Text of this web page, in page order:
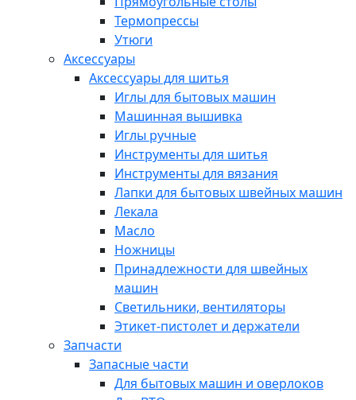
Термопрессы
Утюги
Аксессуары
Аксессуары для шитья
Иглы для бытовых машин
Машинная вышивка
Иглы ручные
Инструменты для шитья
Инструменты для вязания
Лапки для бытовых швейных машин
Лекала
Масло
Ножницы
Принадлежности для швейных
машин
Светильники, вентиляторы
Этикет-пистолет и держатели
Запчасти
Запасные части
Для бытовых машин и оверлоков